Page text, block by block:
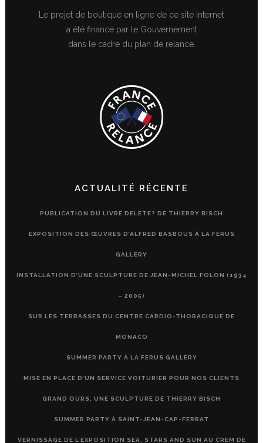
Le projet de boutique en ligne de ce site internet
a été financé par le Gouvernement
dans le cadre du plan de relance.
ACTUALITÉ RÉCENTE
PUBLICATION DU LIVRE DELETE? DE THIERRY BISCH
EXPOSITION DES ŒUVRES D’ALFRED BASBOUS À LA FERUS
GALLERY
INSTALLATION D’UNE SCULPTURE DE JEAN-MICHEL FOLON (1934
– 2005)
SUR LES TERRASSES DU CENTRE CARDIO-THORACIQUE DE
MONACO
SUMMER PARTY À LA FERUS GALLERY
MISE EN PLACE D’UN SERVICE VOITURIER POUR NOS CLIENTS
GRAND OURS, UNE SCULPTURE DE THIERRY BISCH
SUMMER PARTY À SAINT-JEAN-CAP-FERRAT
VERNISSAGE DE L’EXPOSITION SEA, STARS AND SUN AU CREM DE